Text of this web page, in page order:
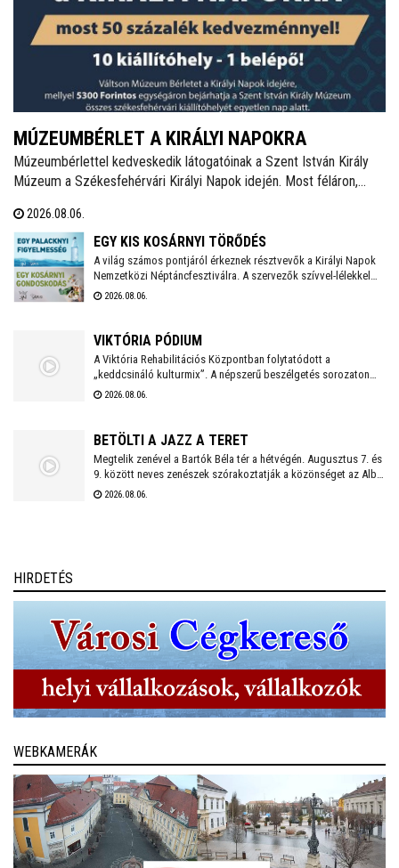
MÚZEUMBÉRLET A KIRÁLYI NAPOKRA
Múzeumbérlettel kedveskedik látogatóinak a Szent István Király
Múzeum a Székesfehérvári Királyi Napok idején. Most féláron,
összes fehérvári kiállítóhely látogatható lesz az ünnepi időszakban.
2026.08.06.
EGY KIS KOSÁRNYI TÖRŐDÉS
A világ számos pontjáról érkeznek résztvevők a Királyi Napok
Nemzetközi Néptáncfesztiválra. A szervezők szívvel-lélekkel
készülnek, saját maguk is főznek majd a vendégeknek igazi,
sikeréhez, a gyűjtés augusztus 10-én, hétfőn kezdődik a
2026.08.06.
VIKTÓRIA PÓDIUM
A Viktória Rehabilitációs Központban folytatódott a
„keddcsináló kulturmix”. A népszerű beszélgetés sorozaton
ezúttal is kivételes vendégek tisztelték meg a Viktória Pódium
2026.08.06.
BETÖLTI A JAZZ A TERET
Megtelik zenével a Bartók Béla tér a hétvégén. Augusztus 7. és
9. között neves zenészek szórakoztatják a közönséget az Alba
Regia Feszten. Fellép többek között az Oláh Dezső Vibratone
2026.08.06.
HIRDETÉS
WEBKAMERÁK